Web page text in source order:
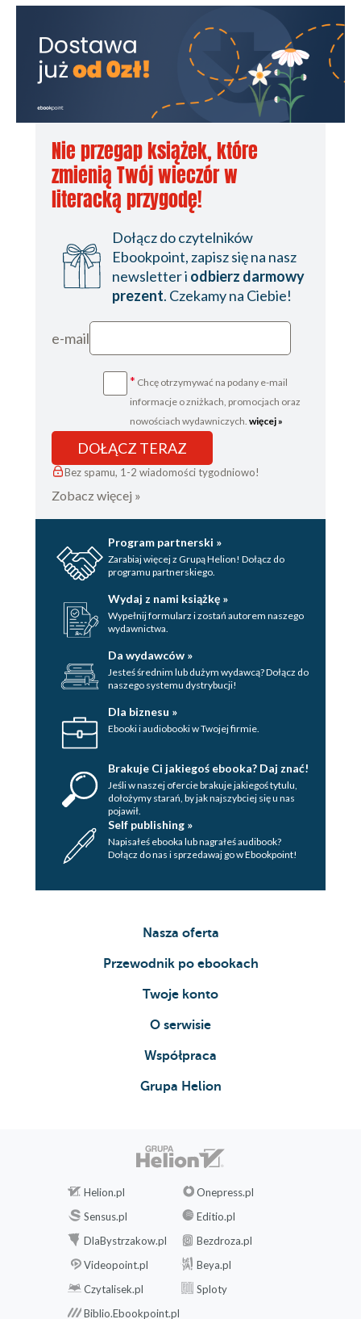
Kultura i sztuka
Architektura
Tradycje wyspiarskie
Kultura ludowa
Wyspiarskie przysmaki
Antiparos
Folegandros
Paros
Santorini
Siros
Zwiedzanie Cyklad
Centrum i północ wyspy
Okoliczne wysepki
Despotiko
Plaże Antiparos
Okolice
Inne miejscowości
Ano meria
Plaże Folegandros
Chora
Warto zobaczyć
Plaże Ios
Plaka
Warto zobaczyć
Adamas
Warto zobaczyć
Wschodnia część wyspy
Paleochori
Zachodnia część wyspy
Plaże Milos
Kimolos
Ano Mera
Okolice
Inne miejscowości
Plaże Mykonos
Delos
Nie przegap książek, które
zmienią Twój wieczór w
literacką przygodę!
Dołącz do czytelników
Ebookpoint, zapisz się na nasz
newsletter i odbierz darmowy
prezent. Czekamy na Ciebie!
e-mail
* Chcę otrzymywać na podany e-mail
informacje o zniżkach, promocjach oraz
nowościach wydawniczych. więcej »
DOŁĄCZ TERAZ
Bez spamu, 1-2 wiadomości tygodniowo!
Zobacz więcej »
Program partnerski »
Zarabiaj więcej z Grupą Helion! Dołącz do
programu partnerskiego.
Wydaj z nami książkę »
Wypełnij formularz i zostań autorem naszego
wydawnictwa.
Da wydawców »
Jesteś średnim lub dużym wydawcą? Dołącz do
naszego systemu dystrybucji!
Dla biznesu »
Ebooki i audiobooki w Twojej firmie.
Brakuje Ci jakiegoś ebooka? Daj znać!
Jeśli w naszej ofercie brakuje jakiegoś tytulu,
dołożymy starań, by jak najszybciej się u nas
pojawił.
Self publishing »
Napisałeś ebooka lub nagrałeś audibook?
Dołącz do nas i sprzedawaj go w Ebookpoint!
Nasza oferta
Przewodnik po ebookach
Twoje konto
O serwisie
Współpraca
Grupa Helion
Helion.pl
Onepress.pl
Sensus.pl
Editio.pl
DlaBystrzakow.pl
Bezdroza.pl
Videopoint.pl
Beya.pl
Czytalisek.pl
Sploty
Biblio.Ebookpoint.pl